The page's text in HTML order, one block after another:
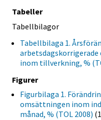
Tabeller
Tabellbilagor
Tabellbilaga 1.
inom tillverkning, %
Figurer
Figurbilaga 1.
omsättningen inom
månad, % (TOL 2008)